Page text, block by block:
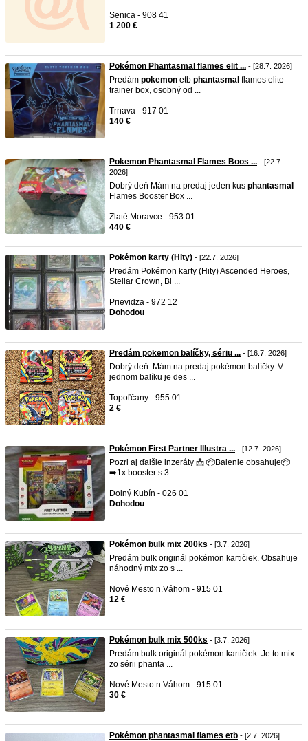
Senica - 908 41
1 200 €
Pokémon Phantasmal flames elit ... - [28.7. 2026]
Predám pokemon etb phantasmal flames elite
trainer box, osobný od ...
Trnava - 917 01
140 €
Pokemon Phantasmal Flames Boos ... - [22.7.
2026]
Dobrý deň Mám na predaj jeden kus phantasmal
Flames Booster Box ...
Zlaté Moravce - 953 01
440 €
Pokémon karty (Hity) - [22.7. 2026]
Predám Pokémon karty (Hity) Ascended Heroes,
Stellar Crown, Bl ...
Prievidza - 972 12
Dohodou
Predám pokemon balíčky, sériu ... - [16.7. 2026]
Dobrý deň. Mám na predaj pokémon balíčky. V
jednom balíku je des ...
Topoľčany - 955 01
2 €
Pokémon First Partner Illustra ... - [12.7. 2026]
Pozri aj ďalšie inzeráty 📩 📦Balenie obsahuje📦
➡️1x booster s 3 ...
Dolný Kubín - 026 01
Dohodou
Pokémon bulk mix 200ks - [3.7. 2026]
Predám bulk originál pokémon kartičiek. Obsahuje
náhodný mix zo s ...
Nové Mesto n.Váhom - 915 01
12 €
Pokémon bulk mix 500ks - [3.7. 2026]
Predám bulk originál pokémon kartičiek. Je to mix
zo sérii phanta ...
Nové Mesto n.Váhom - 915 01
30 €
Pokémon phantasmal flames etb - [2.7. 2026]